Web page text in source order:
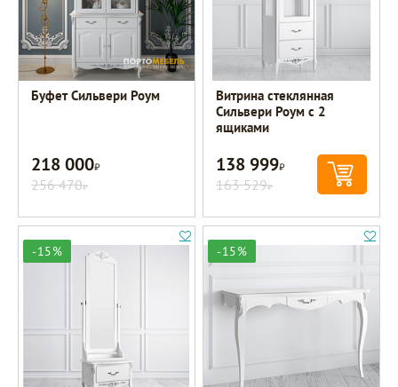
Буфет Сильвери Роум
218 000Р
256 470Р
Витрина стеклянная
Сильвери Роум с 2
ящиками
138 999Р
163 529Р
-15% -15%